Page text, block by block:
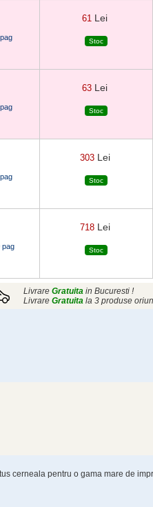
61 Lei
Stoc
63 Lei
Stoc
303 Lei
Stoc
pag
718 Lei
Stoc
Livrare Gratuita in Bucuresti !
Livrare Gratuita la 3 produse
cerneala pentru o gama mare de